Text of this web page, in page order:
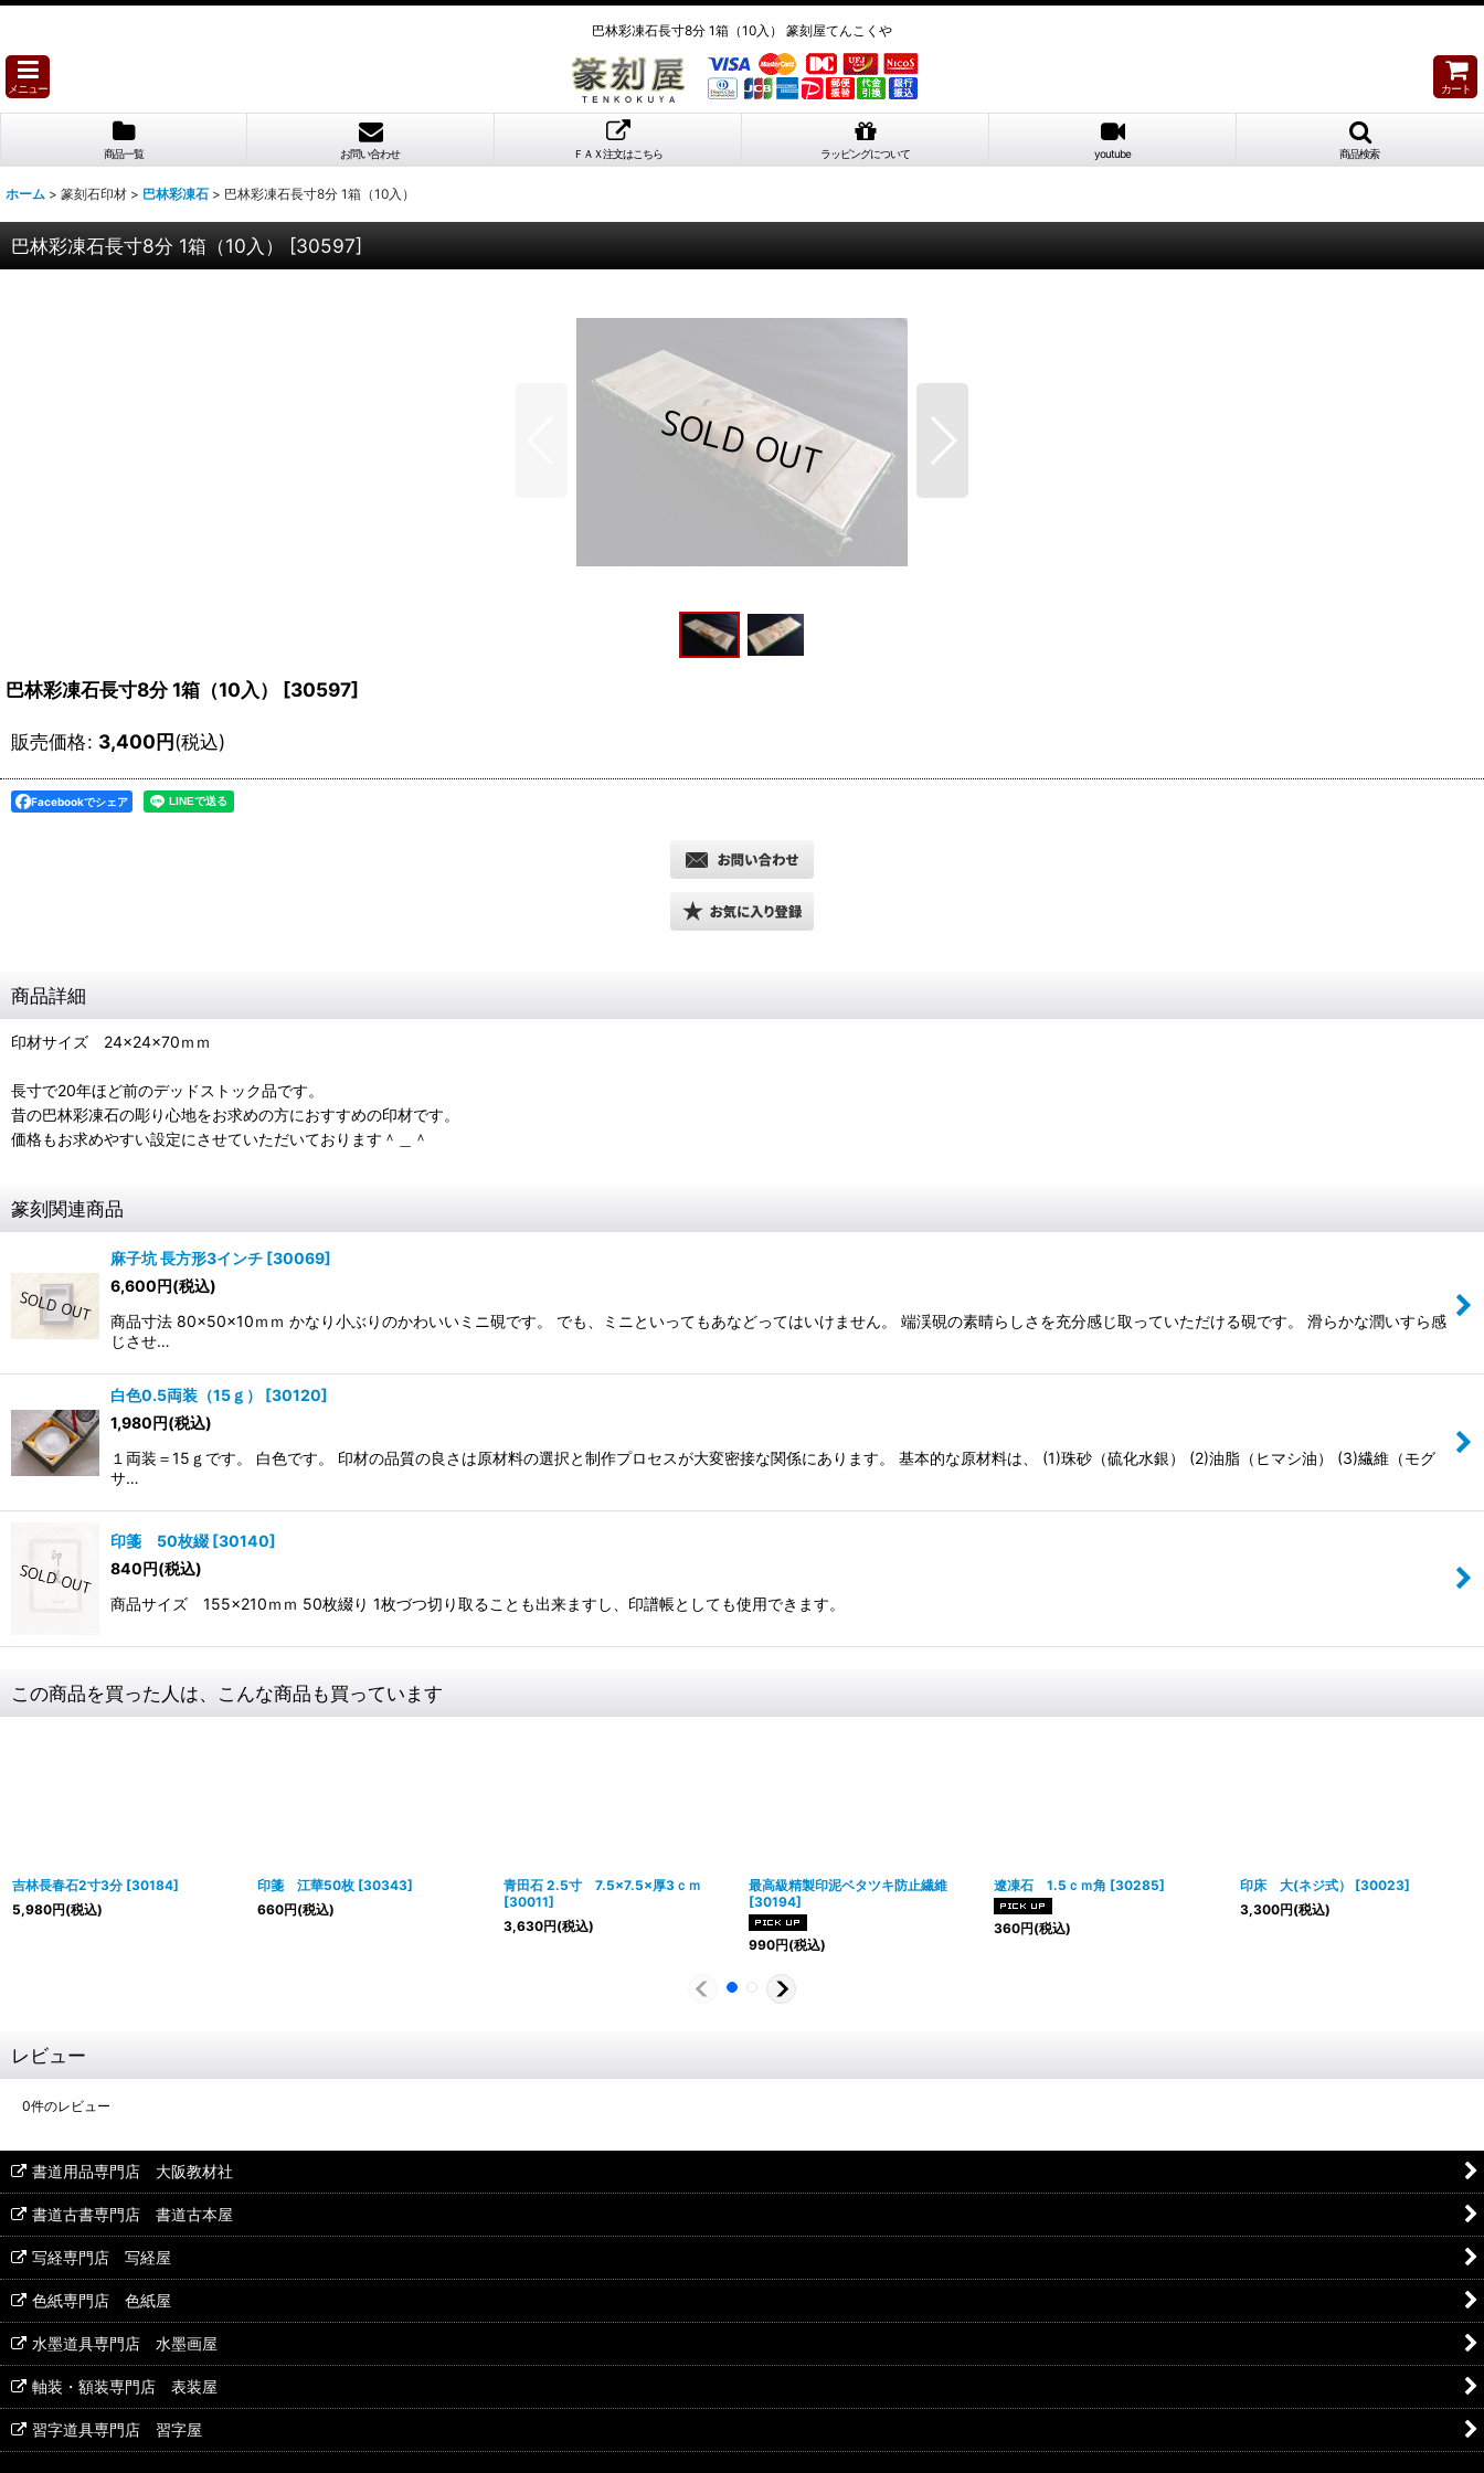
巴林彩凍石長寸8分 1箱（10入） 篆刻屋てんこくや
メニュー カート
商品一覧 お問い合わせ ＦＡＸ注文はこちら ラッピングについて youtube 商品検索
ホーム > 篆刻石印材 > 巴林彩凍石 > 巴林彩凍石長寸8分 1箱（10入）
巴林彩凍石長寸8分 1箱（10入） [30597]
巴林彩凍石長寸8分 1箱（10入） [30597]
販売価格: 3,400円(税込)
Facebookでシェア
商品詳細
印材サイズ 24×24×70ｍｍ
長寸で20年ほど前のデッドストック品です。
昔の巴林彩凍石の彫り心地をお求めの方におすすめの印材です。
価格もお求めやすい設定にさせていただいております＾＿＾
篆刻関連商品
麻子坑 長方形3インチ [30069]
6,600円(税込)
商品寸法 80×50×10ｍｍ かなり小ぶりのかわいいミニ硯です。 でも、ミニといってもあなどってはいけません。 端渓硯の素晴らしさを充分感じ取っていただける硯です。 滑らかな潤いすら感
じさせ…
白色0.5両装（15ｇ） [30120]
1,980円(税込)
１両装＝15ｇです。 白色です。 印材の品質の良さは原材料の選択と制作プロセスが大変密接な関係にあります。 基本的な原材料は、 (1)珠砂（硫化水銀） (2)油脂（ヒマシ油） (3)繊維（モグ
サ…
印箋 50枚綴 [30140]
840円(税込)
商品サイズ 155×210ｍｍ 50枚綴り 1枚づつ切り取ることも出来ますし、印譜帳としても使用できます。
この商品を買った人は、こんな商品も買っています
吉林長春石2寸3分 [30184]
5,980円(税込)
印箋 江華50枚 [30343]
660円(税込)
青田石 2.5寸 7.5×7.5×厚3ｃｍ
[30011]
3,630円(税込)
最高級精製印泥ベタツキ防止繊維
[30194]
990円(税込)
遼凍石 1.5ｃｍ角 [30285]
360円(税込)
印床 大(ネジ式） [30023]
3,300円(税込)
レビュー
0件のレビュー
書道用品専門店 大阪教材社
書道古書専門店 書道古本屋
写経専門店 写経屋
色紙専門店 色紙屋
水墨道具専門店 水墨画屋
軸装・額装専門店 表装屋
習字道具専門店 習字屋